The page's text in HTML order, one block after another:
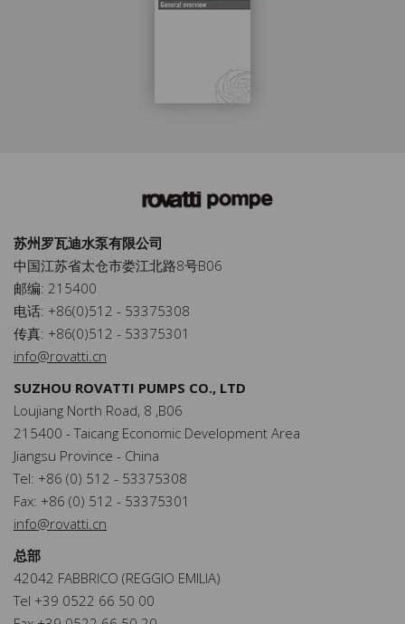
苏州罗瓦迪水泵有限公司
中国江苏省太仓市娄江北路8号B06
邮编: 215400
电话: +86(0)512 - 53375308
传真: +86(0)512 - 53375301
info@rovatti.cn
SUZHOU ROVATTI PUMPS CO., LTD
Loujiang North Road, 8 ,B06
215400 - Taicang Economic Development Area
Jiangsu Province - China
Tel: +86 (0) 512 - 53375308
Fax: +86 (0) 512 - 53375301
info@rovatti.cn
总部
42042 FABBRICO (REGGIO EMILIA)
Tel +39 0522 66 50 00